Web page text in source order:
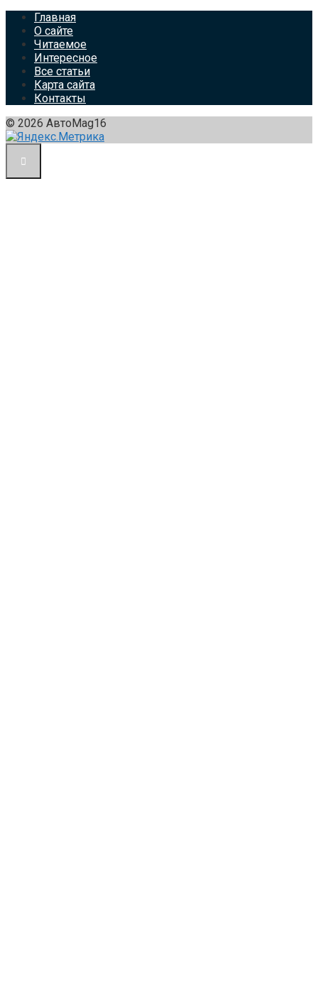
Главная
О сайте
Читаемое
Интересное
Все статьи
Карта сайта
Контакты
© 2026 АвтоMag16